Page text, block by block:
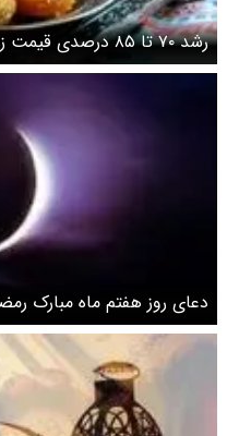
رشد ۷۰ تا ۸۵ درصدی
گذشته
دعای روز هفتم ماه مبارک